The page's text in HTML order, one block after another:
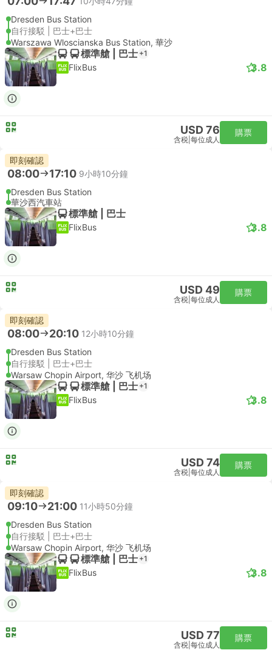
Dresden Bus Station
自行接駁 | 巴士+巴士
Warszawa Wloscianska Bus Station, 華沙
標準艙 | 巴士 +1
FlixBus 3.8
USD 76
含税 每位成人
購票
即刻確認
08:00 17:10 9小時10分鐘
Dresden Bus Station
華沙西汽車站
標準艙 | 巴士
FlixBus 3.8
USD 49
含税 每位成人
購票
即刻確認
08:00 20:10 12小時10分鐘
Dresden Bus Station
自行接駁 | 巴士+巴士
Warsaw Chopin Airport, 华沙 飞机场
標準艙 | 巴士 +1
FlixBus 3.8
USD 74
含税 每位成人
購票
即刻確認
09:10 21:00 11小時50分鐘
Dresden Bus Station
自行接駁 | 巴士+巴士
Warsaw Chopin Airport, 华沙 飞机场
標準艙 | 巴士 +1
FlixBus 3.8
USD 77
含税 每位成人
購票